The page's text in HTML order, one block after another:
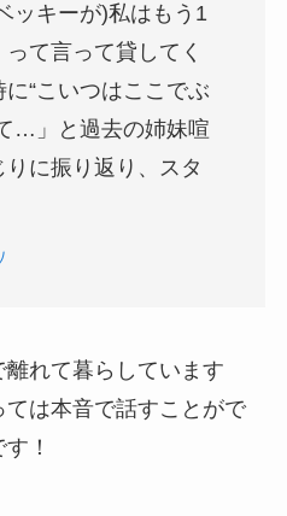
ッキーが)私はもう1
て言って貸してく
“こいつはここでぶ
…」と過去の姉妹喧
に振り返り、スタ
れて暮らしています
は本音で話すことがで
！